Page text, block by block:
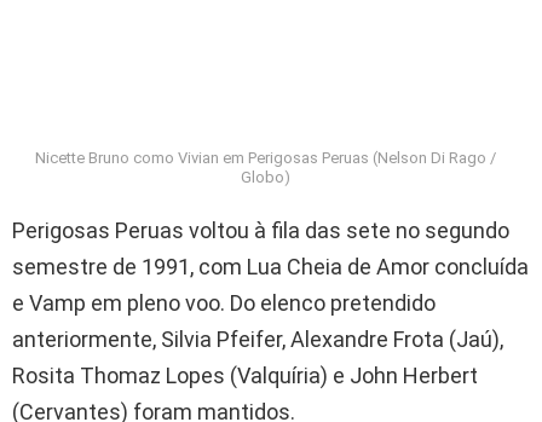
Nicette Bruno como Vivian em Perigosas Peruas (Nelson Di Rago /
Globo)
Perigosas Peruas voltou à fila das sete no segundo
semestre de 1991, com Lua Cheia de Amor concluída
e Vamp em pleno voo. Do elenco pretendido
anteriormente, Silvia Pfeifer, Alexandre Frota (Jaú),
Rosita Thomaz Lopes (Valquíria) e John Herbert
(Cervantes) foram mantidos.